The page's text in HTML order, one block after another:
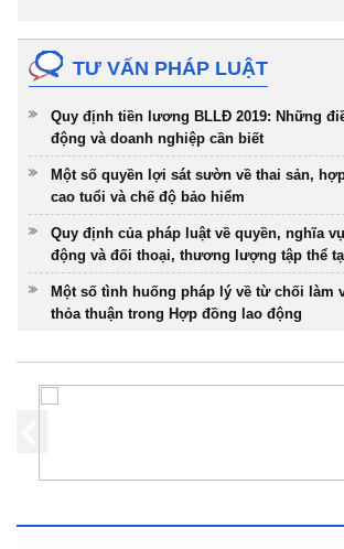
TƯ VẤN PHÁP LUẬT
Quy định tiền lương BLLĐ 2019: Những
động và doanh nghiệp cần biết
Một số quyền lợi sát sườn về thai sản,
cao tuổi và chế độ bảo hiểm
Quy định của pháp luật về quyền, nghĩa
động và đối thoại, thương lượng tập thể
Một số tình huống pháp lý về từ chối làm
thỏa thuận trong Hợp đồng lao động